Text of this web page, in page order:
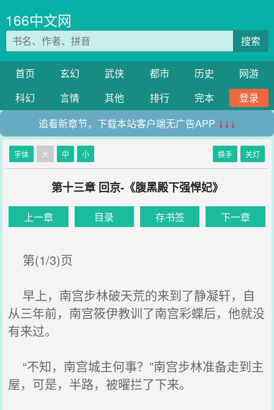
166中文网
搜索
首页 玄幻 武侠 都市 历史
网游
科幻
言情 其他 排行 完本
登录
追看新章节，下载本站客户端无广告APP ↓↓↓
字体 大 中 小 换手 关灯
第十三章 回京-《腹黑殿下强悍妃》
上一章 目录 存书签 下一章
第(1/3)页
早上，南宫步林破天荒的来到了静凝轩，自
从三年前，南宫筱伊教训了南宫彩蝶后，他就没
有来过。
“不知，南宫城主何事？”南宫步林准备走到主
屋，可是，半路，被曜拦了下来。